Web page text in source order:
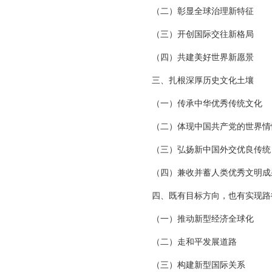
（二）彰显全球治理新特征
（三）开创国际交往新格局
（四）共建美好世界新愿景
三、扎根深厚历史文化土壤
（一）传承中华优秀传统文化
（二）体现中国共产党的世界
（三）弘扬新中国外交优良传统
（四）兼收并蓄人类优秀文明
四、既有目标方向，也有实现
（一）推动新型经济全球化
（二）走和平发展道路
（三）构建新型国际关系